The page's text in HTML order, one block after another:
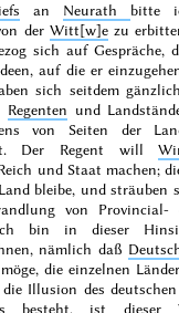
an Neurath bitte
der Witt[w]ezu
sich auf Gespräche,
auf die er
sich seitdem
Regenten und
von Seiten der
Der Regent will
und Staat machen;
Landbleibe, und sträuben
von
Ich bin in dieser
nämlich daß
die einzelnen
Illusion des
besteht, ist dieser